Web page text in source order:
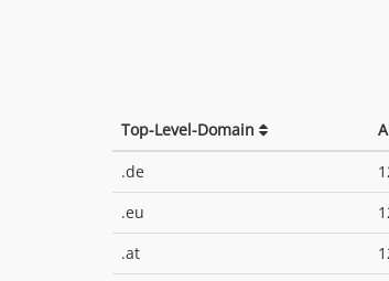
Top-Level-Domain
.de
.eu
.at